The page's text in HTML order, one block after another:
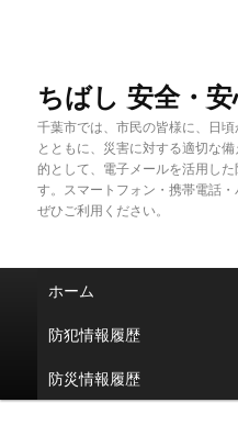
ちばし 安全・
千葉市では、市民の皆様に、日
とともに、災害に対する適切な
的として、電子メールを活用し
す。スマートフォン・携帯電話・
ぜひご利用ください。
ュ
ホーム
防犯情報履歴
防災情報履歴